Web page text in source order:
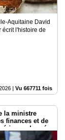
Aquitaine David
écrit l'histoire de
| Vu 667711 fois
la ministre
finances et de
chargée